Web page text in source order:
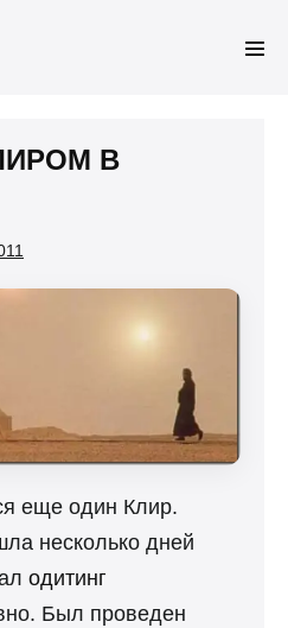
В
еще один Клир.
несколько дней
одитинг
Был проведен